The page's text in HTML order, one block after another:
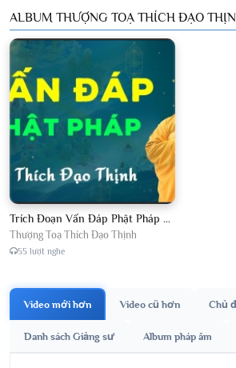
ALBUM THƯỢNG TOẠ THÍCH ĐẠO
Trích Đoạn Vấn Đáp Phật Pháp 2026
Thượng Toạ Thích Đạo Thịnh
55 lượt nghe
Video mới hơn Video cũ hơn Chủ
Danh sách Giảng sư Album pháp âm